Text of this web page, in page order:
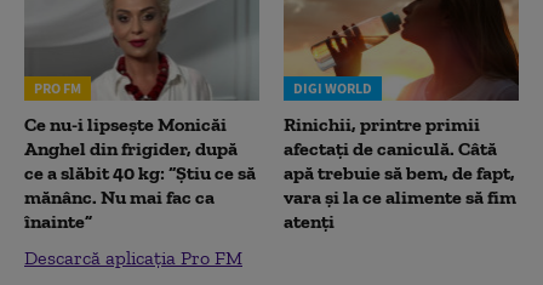
PRO FM
Ce nu-i lipsește Monicăi
Anghel din frigider, după
ce a slăbit 40 kg: “Știu ce să
mănânc. Nu mai fac ca
înainte”
Descarcă aplicația Pro FM
DIGI WORLD
Rinichii, printre primii
afectați de caniculă. Câtă
apă trebuie să bem, de fapt,
vara și la ce alimente să fim
atenți